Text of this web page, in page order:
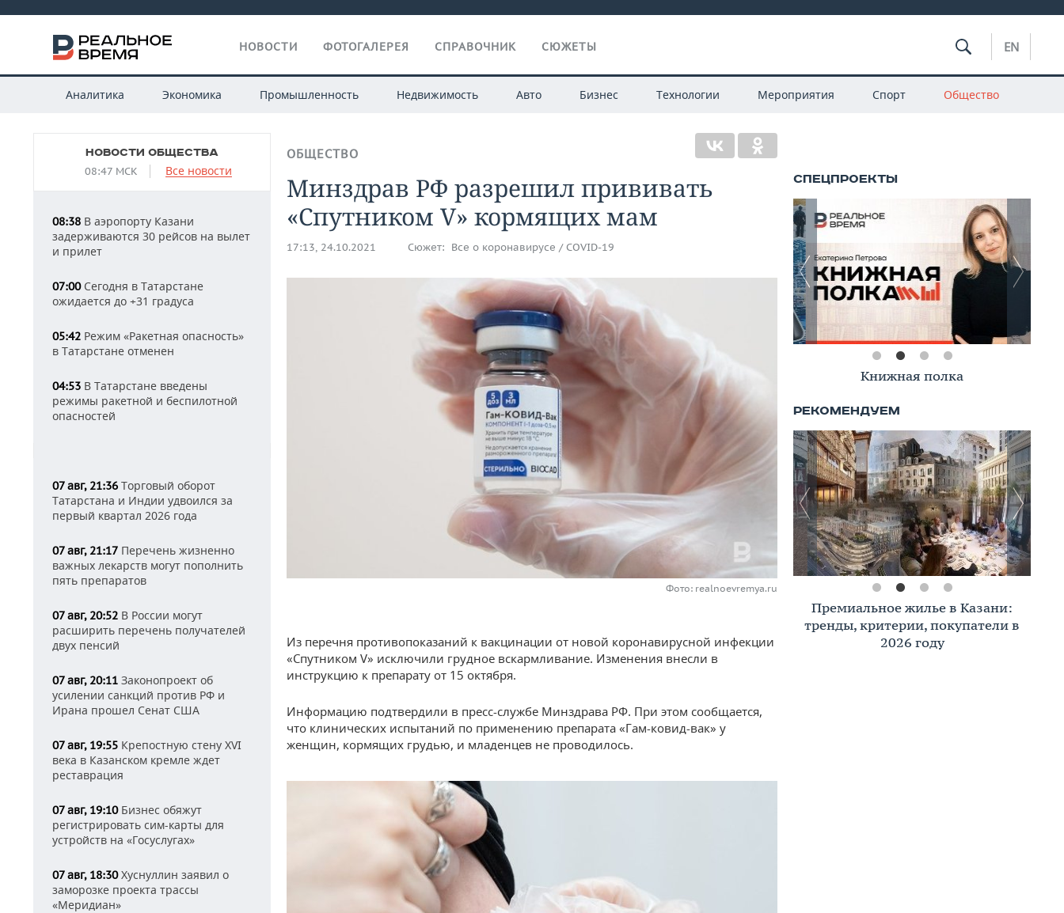
НОВОСТИ ФОТОГАЛЕРЕЯ СПРАВОЧНИК СЮЖЕТЫ EN
Аналитика Экономика Промышленность Недвижимость Авто Бизнес Технологии Мероприятия Спорт Общество
НОВОСТИ ОБЩЕСТВА
08:47 МСК Все новости
08:38 В аэропорту Казани
задерживаются 30 рейсов на вылет
и прилет
07:00Сегодня в Татарстане
ожидается до +31 градуса
05:42 Режим «Ракетная опасность»
в Татарстане отменен
04:53 В Татарстане введены
режимы ракетной и беспилотной
опасностей
07 авг, 21:36 Торговый оборот
Татарстана и Индии удвоился за
первый квартал 2026 года
07 авг, 21:17 Перечень жизненно
важных лекарств могут пополнить
пять препаратов
07 авг, 20:52 В России могут
расширить перечень получателей
двух пенсий
07 авг, 20:11 Законопроект об
усилении санкций против РФ и
Ирана прошел Сенат США
07 авг, 19:55 Крепостную стену XVI
века в Казанском кремле ждет
реставрация
07 авг, 19:10Бизнес обяжут
регистрировать сим-карты для
устройств на «Госуслугах»
07 авг, 18:30Хуснуллин заявил о
заморозке проекта трассы
«Меридиан»
ОБЩЕСТВО
Минздрав РФ разрешил прививать
«Спутником V» кормящих мам
17:13, 24.10.2021 Сюжет: Все о коронавирусе / COVID-19
Фото: realnoevremya.ru
Из перечня противопоказаний к вакцинации от новой коронавирусной инфекции
«Спутником V» исключили грудное вскармливание. Изменения внесли в
инструкцию к препарату от 15 октября.
Информацию подтвердили в пресс-службе Минздрава РФ. При этом сообщается,
что клинических испытаний по применению препарата «Гам-ковид-вак» у
женщин, кормящих грудью, и младенцев не проводилось.
Книжная полка
Премиальное жилье в Казани:
тренды, критерии, покупатели в
2026 году